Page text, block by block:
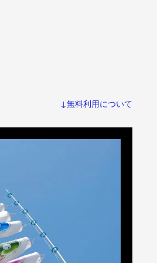
↓無料利用について